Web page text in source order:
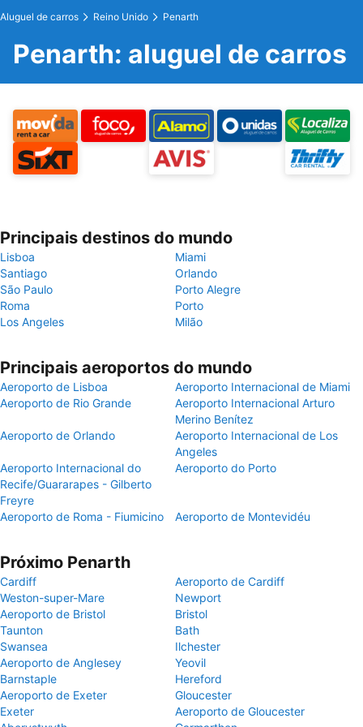
Aluguel de carros Reino Unido Penarth
Penarth: aluguel de carros
Principais destinos do mundo
Lisboa
Miami
Santiago
Orlando
São Paulo
Porto Alegre
Roma
Porto
Los Angeles
Milão
Principais aeroportos do mundo
Aeroporto de Lisboa
Aeroporto Internacional de Miami
Aeroporto de Rio Grande
Aeroporto Internacional Arturo
Merino Benítez
Aeroporto de Orlando
Aeroporto Internacional de Los
Angeles
Aeroporto Internacional do
Recife/Guararapes - Gilberto
Freyre
Aeroporto do Porto
Aeroporto de Roma - Fiumicino Aeroporto de Montevidéu
Próximo Penarth
Cardiff
Aeroporto de Cardiff
Weston-super-Mare
Newport
Aeroporto de Bristol
Bristol
Taunton
Bath
Swansea
Ilchester
Aeroporto de Anglesey
Yeovil
Barnstaple
Hereford
Aeroporto de Exeter
Gloucester
Exeter
Aeroporto de Gloucester